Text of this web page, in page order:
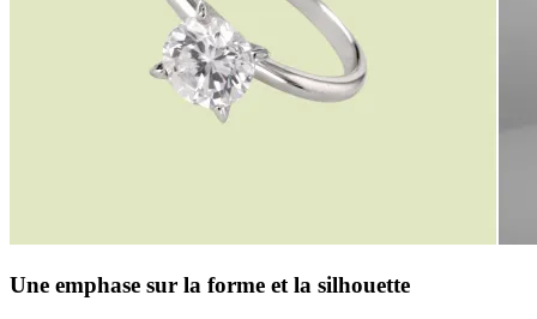
Une emphase sur la forme et la silhouette